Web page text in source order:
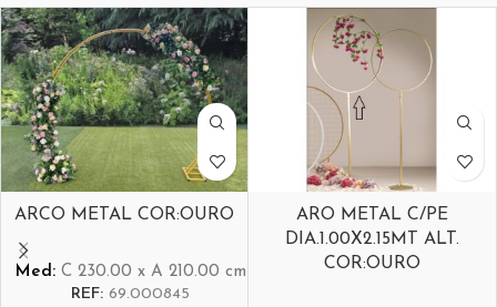
ARCO METAL COR:OURO
Med: C 230.00 x A 210.00 cm
REF: 69.000845
ARO METAL C/PE
DIA.1.00X2.15MT ALT.
COR:OURO